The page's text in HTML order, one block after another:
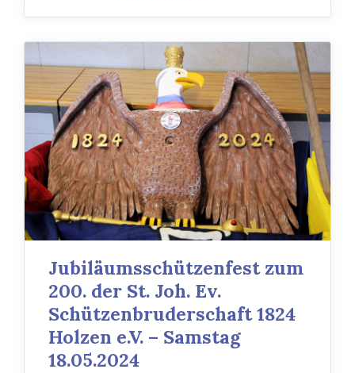
Jubiläumsschützenfest zum
200. der St. Joh. Ev.
Schützenbruderschaft 1824
Holzen e.V. – Samstag
18.05.2024